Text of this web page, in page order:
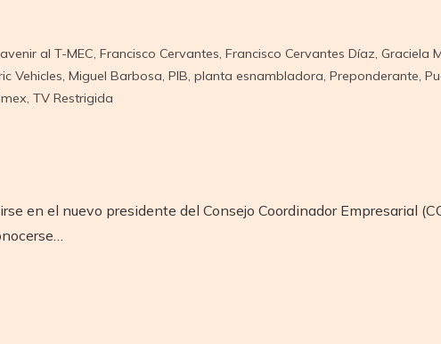
al T-MEC, Francisco Cervantes, Francisco Cervantes Díaz, Graciela
Vehicles, Miguel Barbosa, PIB, planta esnambladora, Preponderante,
, TV Restrigida
en el nuevo presidente del Consejo Coordinador Empresarial